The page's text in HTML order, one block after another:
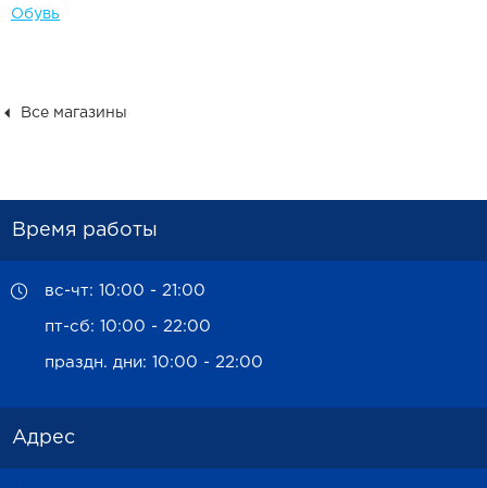
Обувь
Все магазины
Время работы
вс-чт: 10:00 - 21:00
пт-сб: 10:00 - 22:00
праздн. дни: 10:00 - 22:00
Адрес